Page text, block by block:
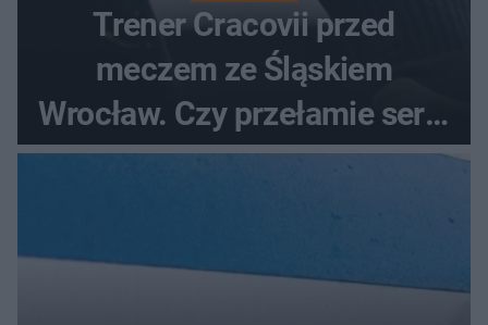
Trener Cracovii przed
meczem ze Śląskiem
Wrocław. Czy przełamie serię
bez wygranej?